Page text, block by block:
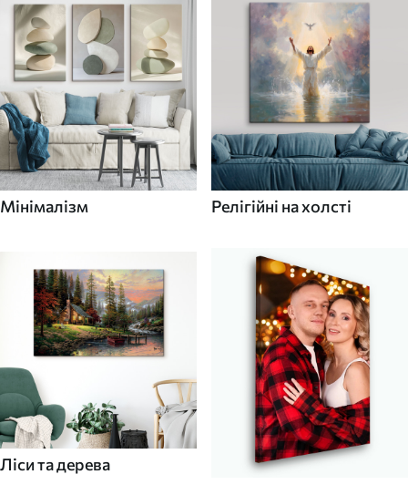
Мінімалізм Релігійні на холсті
Ліси та дерева